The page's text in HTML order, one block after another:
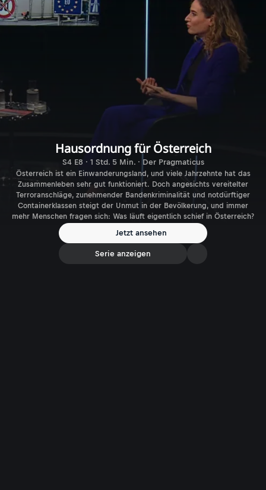
Hausordnung für Österreich
S4 E8 · 1 Std. 5 Min. · Der Pragmaticus
Österreich ist ein Einwanderungsland, und viele Jahrzehnte hat das
Zusammenleben sehr gut funktioniert. Doch angesichts vereitelter
Terroranschläge, zunehmender Bandenkriminalität und notdürftiger
Containerklassen steigt der Unmut in der Bevölkerung, und immer
mehr Menschen fragen sich: Was läuft eigentlich schief in Österreich?
Jetzt ansehen
Serie anzeigen